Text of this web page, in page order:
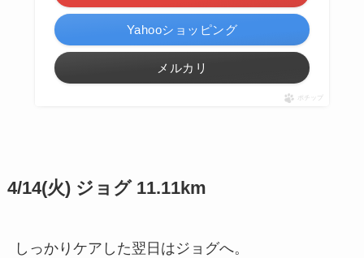
Yahooショッピング
メルカリ
ポチップ
4/14(火) ジョグ 11.11km
しっかりケアした翌日はジョグへ。